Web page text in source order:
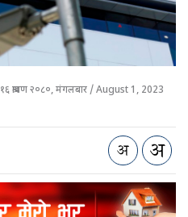
१६ श्रावण २०८०, मंगलबार / August 1, 2023